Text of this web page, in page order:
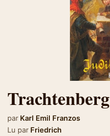
Trachtenberg
par Karl Emil Franzos
Lu par Friedrich